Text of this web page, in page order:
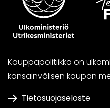
Kauppapolitiikka on
kansainvälisen kaupan
Tietosuojaseloste